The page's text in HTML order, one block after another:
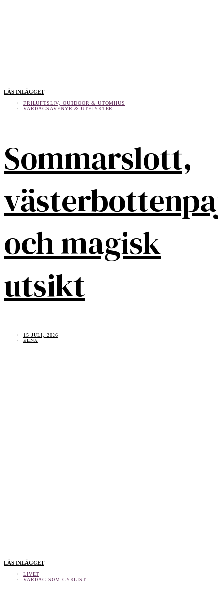
LÄS INLÄGGET
FRILUFTSLIV, OUTDOOR & UTOMHUS
VARDAGSÄVENYR & UTFLYKTER
Sommarslott,
och magisk
utsikt
15 JULI, 2026
ELNA
LÄS INLÄGGET
LIVET
VARDAG SOM CYKLIST